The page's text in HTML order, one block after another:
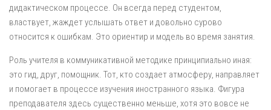
дидактическом процессе. Он всегда перед студентом,
властвует, жаждет услышать ответ и довольно сурово
относится к ошибкам. Это ориентир и модель во время занятия.
Роль учителя в коммуникативной методике принципиально иная:
это гид, друг, помощник. Тот, кто создает атмосферу, направляет
и помогает в процессе изучения иностранного языка. Фигура
преподавателя здесь существенно меньше, хотя это вовсе не